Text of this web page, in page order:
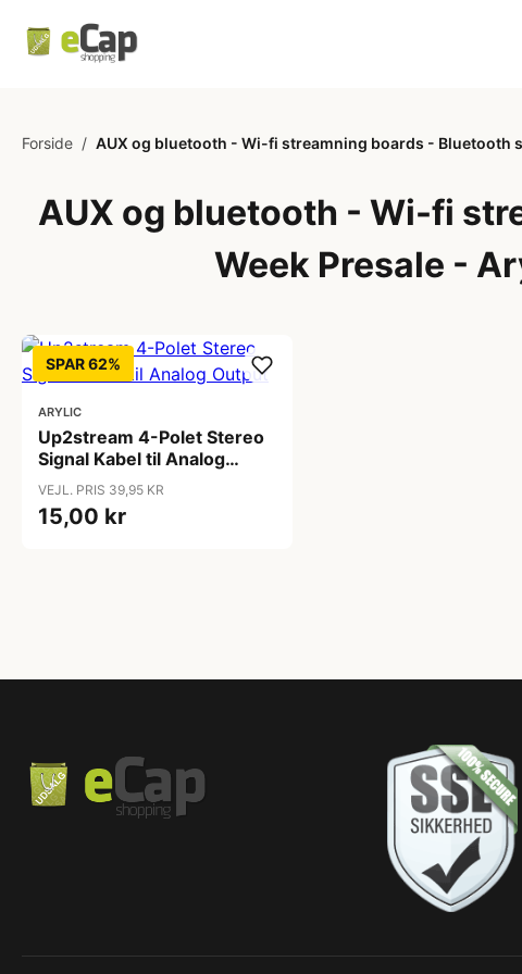
Forside / AUX og bluetooth - Wi-fi streamning boards - Bluetooth
AUX og bluetooth - Wi-fi
Week Presale -
SPAR 62%
ARYLIC
Up2stream 4-Polet Stereo
Signal Kabel til Analog
Output
VEJL. PRIS 39,95 KR
15,00 kr